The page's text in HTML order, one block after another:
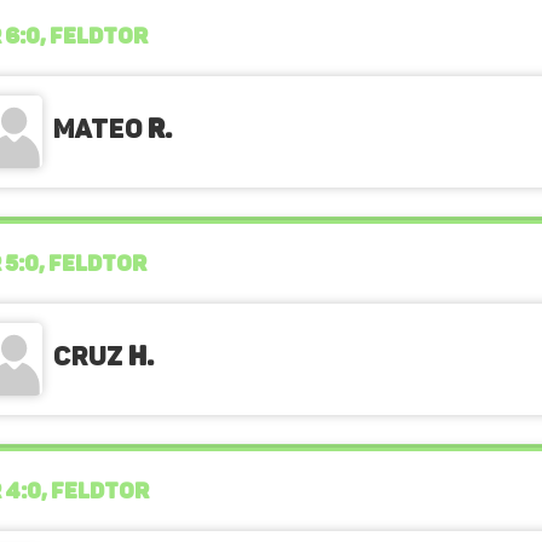
6:0, FELDTOR
MateoR.
5:0, FELDTOR
Cruz H.
4:0, FELDTOR